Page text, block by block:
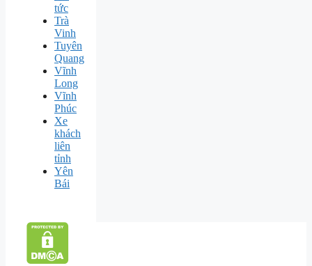
tức
Trà
Vinh
Tuyên
Quang
Vĩnh
Long
Vĩnh
Phúc
Xe
khách
liên
tỉnh
Yên
Bái